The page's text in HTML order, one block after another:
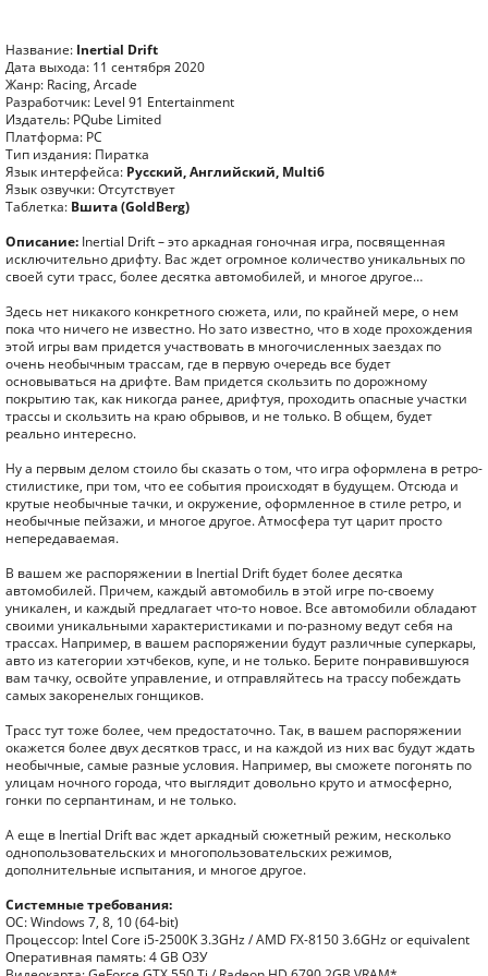
Название: Inertial Drift
Дата выхода: 11 сентября 2020
Жанр: Racing, Arcade
Разработчик: Level 91 Entertainment
Издатель: PQube Limited
Платформа: PC
Тип издания: Пиратка
Язык интерфейса: Русский, Английский, Multi6
Язык озвучки: Отсутствует
Таблетка: Вшита (GoldBerg)
Описание: Inertial Drift – это аркадная гоночная игра, посвященная
исключительно дрифту. Вас ждет огромное количество уникальных по
своей сути трасс, более десятка автомобилей, и многое другое…
Здесь нет никакого конкретного сюжета, или, по крайней мере, о нем
пока что ничего не известно. Но зато известно, что в ходе прохождения
этой игры вам придется участвовать в многочисленных заездах по
очень необычным трассам, где в первую очередь все будет
основываться на дрифте. Вам придется скользить по дорожному
покрытию так, как никогда ранее, дрифтуя, проходить опасные участки
трассы и скользить на краю обрывов, и не только. В общем, будет
реально интересно.
Ну а первым делом стоило бы сказать о том, что игра оформлена в ретро-
стилистике, при том, что ее события происходят в будущем. Отсюда и
крутые необычные тачки, и окружение, оформленное в стиле ретро, и
необычные пейзажи, и многое другое. Атмосфера тут царит просто
непередаваемая.
В вашем же распоряжении в Inertial Drift будет более десятка
автомобилей. Причем, каждый автомобиль в этой игре по-своему
уникален, и каждый предлагает что-то новое. Все автомобили обладают
своими уникальными характеристиками и по-разному ведут себя на
трассах. Например, в вашем распоряжении будут различные суперкары,
авто из категории хэтчбеков, купе, и не только. Берите понравившуюся
вам тачку, освойте управление, и отправляйтесь на трассу побеждать
самых закоренелых гонщиков.
Трасс тут тоже более, чем предостаточно. Так, в вашем распоряжении
окажется более двух десятков трасс, и на каждой из них вас будут ждать
необычные, самые разные условия. Например, вы сможете погонять по
улицам ночного города, что выглядит довольно круто и атмосферно,
гонки по серпантинам, и не только.
А еще в Inertial Drift вас ждет аркадный сюжетный режим, несколько
однопользовательских и многопользовательских режимов,
дополнительные испытания, и многое другое.
Системные требования:
ОС: Windows 7, 8, 10 (64-bit)
Процессор: Intel Core i5-2500K 3.3GHz / AMD FX-8150 3.6GHz or equivalent
Оперативная память: 4 GB ОЗУ